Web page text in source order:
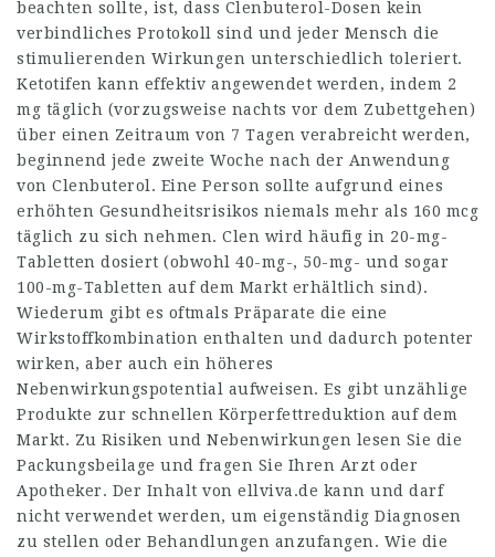
beachten sollte, ist, dass Clenbuterol-Dosen kein
verbindliches Protokoll sind und jeder Mensch die
stimulierenden Wirkungen unterschiedlich toleriert.
Ketotifen kann effektiv angewendet werden, indem 2
mg täglich (vorzugsweise nachts vor dem Zubettgehen)
über einen Zeitraum von 7 Tagen verabreicht werden,
beginnend jede zweite Woche nach der Anwendung
von Clenbuterol. Eine Person sollte aufgrund eines
erhöhten Gesundheitsrisikos niemals mehr als 160 mcg
täglich zu sich nehmen. Clen wird häufig in 20-mg-
Tabletten dosiert (obwohl 40-mg-, 50-mg- und sogar
100-mg-Tabletten auf dem Markt erhältlich sind).
Wiederum gibt es oftmals Präparate die eine
Wirkstoffkombination enthalten und dadurch potenter
wirken, aber auch ein höheres
Nebenwirkungspotential aufweisen. Es gibt unzählige
Produkte zur schnellen Körperfettreduktion auf dem
Markt. Zu Risiken und Nebenwirkungen lesen Sie die
Packungsbeilage und fragen Sie Ihren Arzt oder
Apotheker. Der Inhalt von ellviva.de kann und darf
nicht verwendet werden, um eigenständig Diagnosen
zu stellen oder Behandlungen anzufangen. Wie die